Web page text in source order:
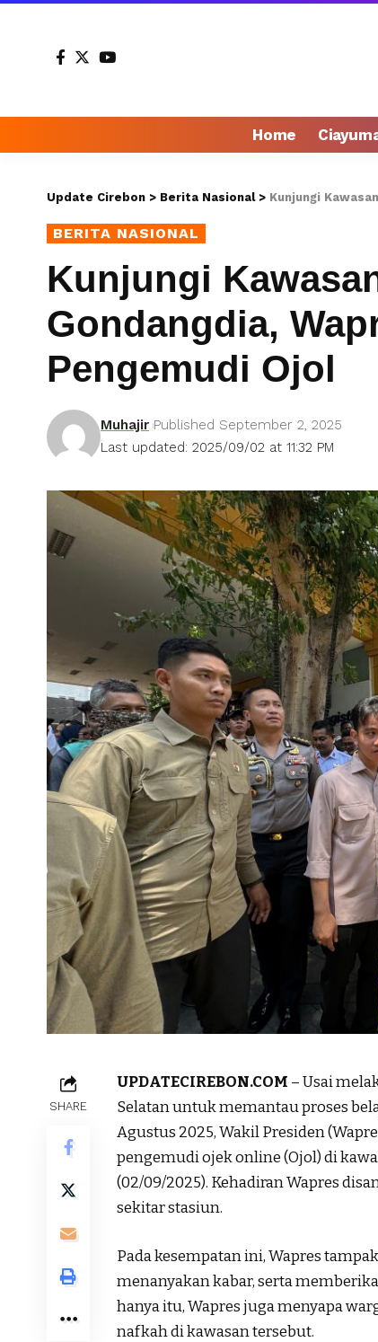
Home
Update Cirebon > Berita Nasional> Kunjungi
BERITA NASIONAL
Kunjungi
Gondangdia,
Pengemudi Ojol
Last updated: 2025/09/02 at 11:32 PM
Muhajir Published September 2, 2025
SHARE
UPDATECIREBON.COM – Usai
Selatan untuk memantau proses
Agustus 2025, Wakil Presiden
pengemudi ojek online (Ojol) di
(02/09/2025). Kehadiran Wapres
sekitar stasiun.
Pada kesempatan ini, Wapres
menanyakan kabar, serta
hanya itu, Wapres juga menyapa
nafkah di kawasan tersebut.